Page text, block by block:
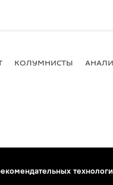
КОЛУМНИСТЫ